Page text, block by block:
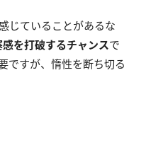
じていることがあるな
を打破するチャンスで
ですが、惰性を断ち切る